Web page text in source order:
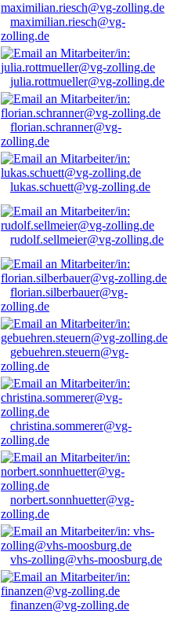
maximilian.riesch@vg-
zolling.de
julia.rottmueller@vg-zolling.de
florian.schranner@vg-
zolling.de
lukas.schuett@vg-zolling.de
rudolf.sellmeier@vg-zolling.de
florian.silberbauer@vg-
zolling.de
gebuehren.steuern@vg-
zolling.de
christina.sommerer@vg-
zolling.de
norbert.sonnhuetter@vg-
zolling.de
vhs-zolling@vhs-moosburg.de
finanzen@vg-zolling.de